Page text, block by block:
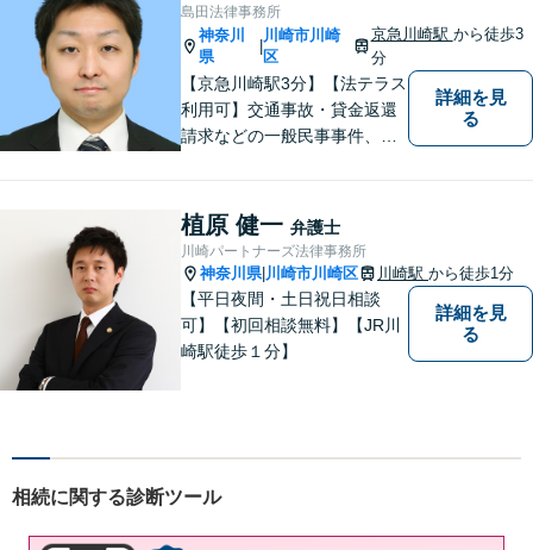
島田法律事務所
神奈川
県
川崎市川崎
区
京急川崎駅 から徒歩3
分
【京急川崎駅3分】【法テラス
利用可】交通事故・貸金返還
請求などの一般民事事件、離
事事件、任意整理・破産・個
人再生などの債務整理事件、
さらには刑事事件等幅広い分
野を取り扱っております。お
気軽にご相談ください【休
日・夜間相談可】
詳細を見
る
植原 健一 弁護士
川崎パートナーズ法律事務所
神奈川県| 川崎市川崎区 川崎駅 から徒歩1分
【平日夜間・土日祝日相談
可】【初回相談無料】【JR川
崎駅徒歩１分】
詳細を見
る
相続に関する診断ツール